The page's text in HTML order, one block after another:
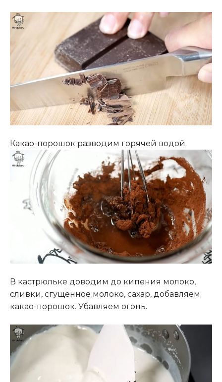
Какао-порошок разводим горячей водой.
В кастрюльке доводим до кипения молоко,
сливки, сгущённое молоко, сахар, добавляем
какао-порошок. Убавляем огонь.